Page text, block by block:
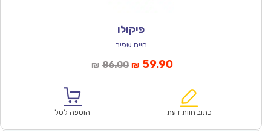
פיקולו
חיים שפיר
₪ 86.00המחיר
₪86.00.
₪ 59.90המחיר
הוא:
כתוב חוות דעת הוספה לסל